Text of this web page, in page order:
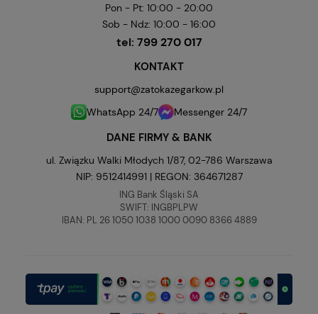
Pon - Pt: 10:00 - 20:00
Sob - Ndz: 10:00 - 16:00
tel: 799 270 017
KONTAKT
support@zatokazegarkow.pl
WhatsApp 24/7
Messenger 24/7
DANE FIRMY & BANK
ul. Związku Walki Młodych 1/87, 02-786 Warszawa
NIP: 9512414991 | REGON: 364671287
ING Bank Śląski SA
SWIFT: INGBPLPW
IBAN: PL 26 1050 1038 1000 0090 8366 4889